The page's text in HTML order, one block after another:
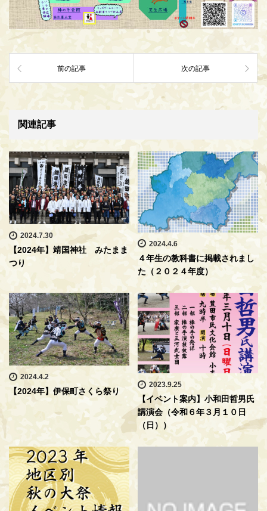
前の記事 次の記事
関連記事
2024.7.30
【2024年】靖国神社 みたまま
つり
2024.4.6
４年生の教科書に掲載されまし
た（２０２４年度）
2024.4.2
【2024年】伊保町さくら祭り
2023.9.25
【イベント案内】小和田哲男氏
講演会（令和６年３月１０日
（日））